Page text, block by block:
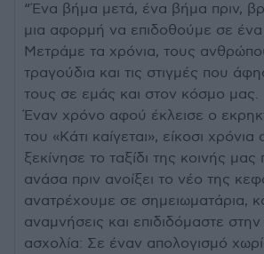
“Ένα βήμα μετά, ένα βήμα πριν,
μια αφορμή να επιδοθούμε σε
Μετράμε τα χρόνια, τους
τραγούδια και τις στιγμές που
τους σε εμάς και στον κόσμο μας.
Έναν χρόνο αφού έκλεισε ο
του «Κάτι καίγεται», είκοσι
ξεκίνησε το ταξίδι της κοινής μας
ανάσα πριν ανοίξει το νέο της
ανατρέχουμε σε σημειωματάρια,
αναμνήσεις και επιδιδόμαστε
ασχολία: Σε έναν απολογισμό